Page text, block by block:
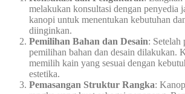
melakukan konsultasi dengan penyedia
kanopi untuk menentukan kebutuhan
diinginkan.
Pemilihan Bahan dan Desain: Setelah
pemilihan bahan dan desain dilakukan.
memilih kain yang sesuai dengan
estetika.
Pemasangan Struktur Rangka: